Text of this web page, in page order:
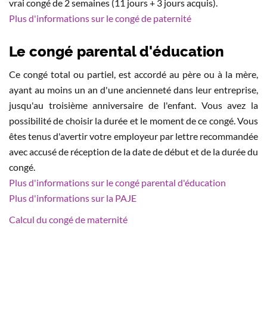
vrai congé de 2 semaines (11 jours + 3 jours acquis).
Plus d'informations sur le congé de paternité
Le congé parental d'éducation
Ce congé total ou partiel, est accordé au père ou à la mère,
ayant au moins un an d'une ancienneté dans leur entreprise,
jusqu'au troisième anniversaire de l'enfant. Vous avez la
possibilité de choisir la durée et le moment de ce congé. Vous
êtes tenus d'avertir votre employeur par lettre recommandée
avec accusé de réception de la date de début et de la durée du
congé.
Plus d'informations sur le congé parental d'éducation
Plus d'informations sur la PAJE
Calcul du congé de maternité